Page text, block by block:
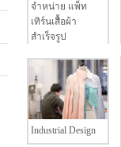
จำหน่าย แพ็ท
เทิร์นเสื้อผ้า
สำเร็จรูป
Industrial Design